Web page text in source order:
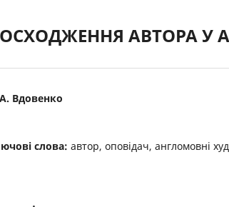
АВТОРА У
Вдовенко
слова: автор, оповідач, англомовні